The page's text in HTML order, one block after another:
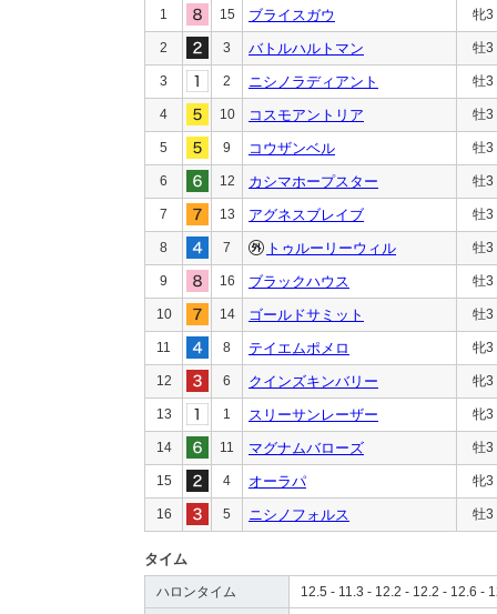
1 15 ブライスガウ 牝3
2 3 バトルハルトマン 牡3
3 2 ニシノラディアント 牡3
4 10 コスモアントリア 牡3
5 9 コウザンベル 牡3
6 12 カシマホープスター 牡3
7 13 アグネスブレイブ 牡3
8 7 トゥルーリーウィル 牡3
9 16 ブラックハウス 牡3
10 14 ゴールドサミット 牡3
11 8 テイエムポメロ 牝3
12 6 クインズキンバリー 牝3
13 1 スリーサンレーザー 牝3
14 11 マグナムバローズ 牡3
15 4 オーラパ 牝3
16 5 ニシノフォルス 牡3
タイム
ハロンタイム 12.5 - 11.3 - 12.2 - 12.2 - 12.6 -